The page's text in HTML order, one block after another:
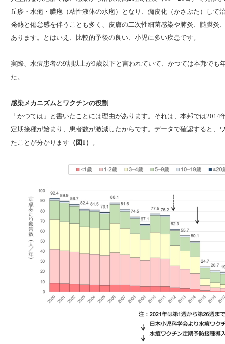
丘疹・水疱・膿疱（粘性液体の水疱）となり、痂皮化（かさぶた）して
発熱と倦怠感を伴うことも多く、皮膚の二次性細菌感染や肺炎、髄膜炎
あります。とはいえ、比較的予後の良い、小児に多い疾患です。
実際、水痘患者の9割以上が9歳以下と言われていて、かつては本邦でも
た。
感染メカニズムとワクチンの役割
「かつては」と書いたことには理由があります。それは、本邦では2014
定期接種が始まり、患者数が激減したからです。データで確認すると、
たことが分かります （図1） 。